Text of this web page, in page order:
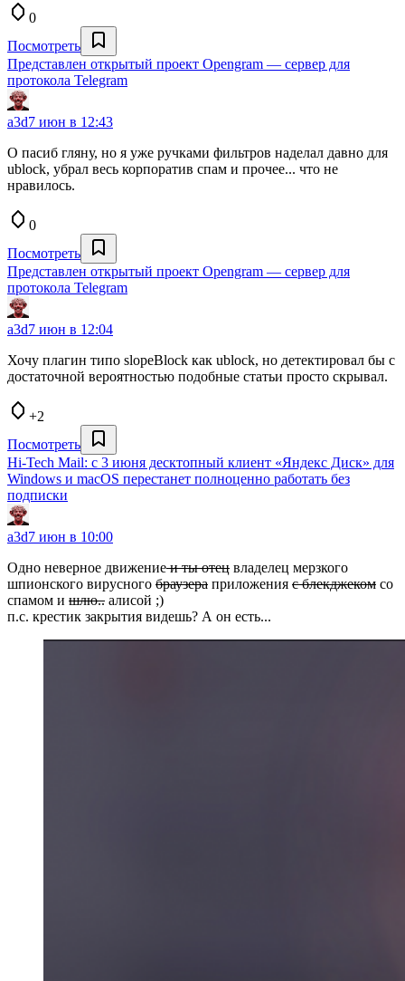
0
Посмотреть
Представлен открытый проект Opengram — сервер для
протокола Telegram
a3d7 июн в 12:43
О пасиб гляну, но я уже ручками фильтров наделал давно для
ublock, убрал весь корпоратив спам и прочее... что не
нравилось.
0
Посмотреть
Представлен открытый проект Opengram — сервер для
протокола Telegram
a3d7 июн в 12:04
Хочу плагин типо slopeBlock как ublock, но детектировал бы с
достаточной вероятностью подобные статьи просто скрывал.
+2
Посмотреть
Hi-Tech Mail: с 3 июня десктопный клиент «Яндекс Диск» для
Windows и macOS перестанет полноценно работать без
подписки
a3d7 июн в 10:00
Одно неверное движениеи ты отец владелец мерзкого
шпионского вирусного браузера приложения с блекджеком со
спамом и шлю.. алисой ;)
п.с. крестик закрытия видешь? А он есть...